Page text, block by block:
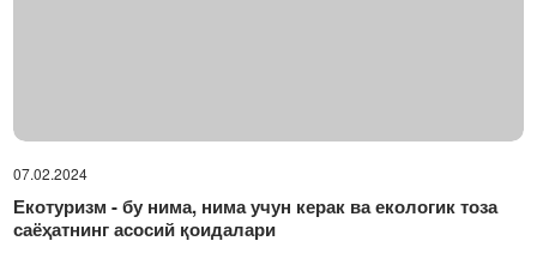
07.02.2024
Екотуризм - бу нима, нима учун керак ва екологик тоза
саёҳатнинг асосий қоидалари